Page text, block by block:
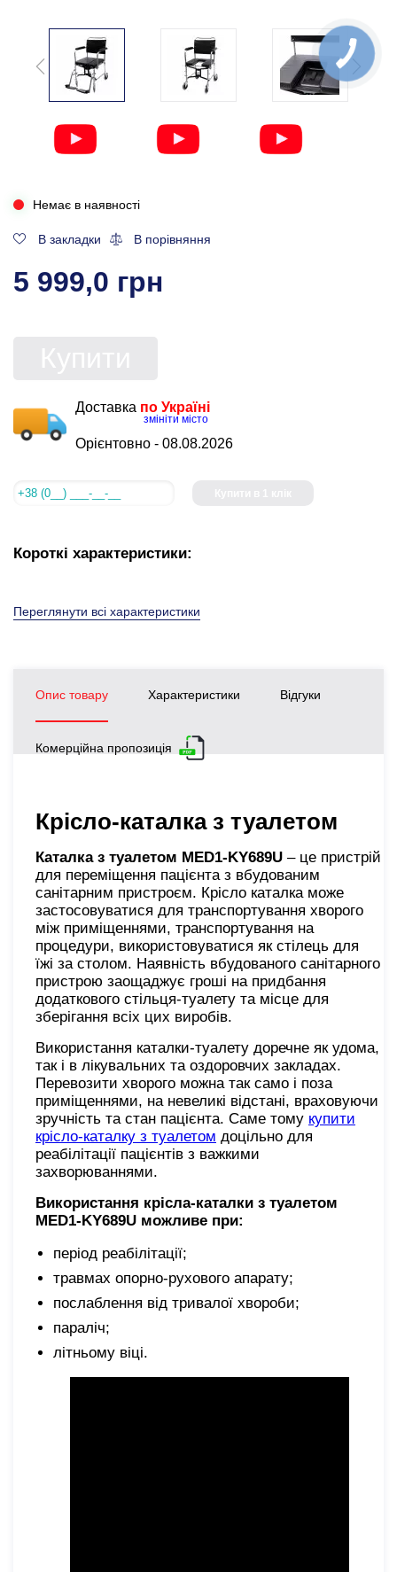
Немає в наявності
В закладки В порівняння
5 999,0 грн
Доставка по Україні
змініти місто
Орієнтовно - 08.08.2026
Короткі характеристики:
Переглянути всі характеристики
Опис товару Характеристики Відгуки
Комерційна пропозиція
Крісло-каталка з туалетом
Каталка з туалетом MED1-KY689U – це пристрій
для переміщення пацієнта з вбудованим
санітарним пристроєм. Крісло каталка може
застосовуватися для транспортування хворого
між приміщеннями, транспортування на
процедури, використовуватися як стілець для
їжі за столом. Наявність вбудованого санітарного
пристрою заощаджує гроші на придбання
додаткового стільця-туалету та місце для
зберігання всіх цих виробів.
Використання каталки-туалету доречне як удома,
так і в лікувальних та оздоровчих закладах.
Перевозити хворого можна так само і поза
приміщеннями, на невеликі відстані, враховуючи
зручність та стан пацієнта. Саме тому купити
крісло-каталку з туалетом доцільно для
реабілітації пацієнтів з важкими
захворюваннями.
Використання крісла-каталки з туалетом
MED1-KY689U можливе при:
період реабілітації;
травмах опорно-рухового апарату;
послаблення від тривалої хвороби;
параліч;
літньому віці.